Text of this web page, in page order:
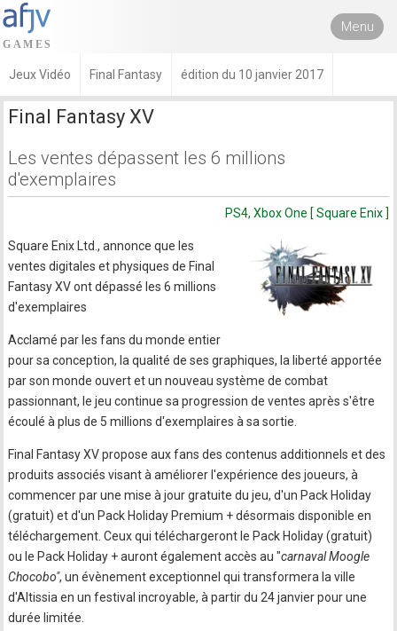
Menu
Jeux Vidéo Final Fantasy édition du 10 janvier 2017
Final Fantasy XV
Les ventes dépassent les 6 millions
d'exemplaires
PS4, Xbox One [ Square Enix ]
Square Enix Ltd., annonce que les
ventes digitales et physiques de Final
Fantasy XV ont dépassé les 6 millions
d'exemplaires
Acclamé par les fans du monde entier
pour sa conception, la qualité de ses graphiques, la liberté apportée
par son monde ouvert et un nouveau système de combat
passionnant, le jeu continue sa progression de ventes après s'être
écoulé à plus de 5 millions d'exemplaires à sa sortie.
Final Fantasy XV propose aux fans des contenus additionnels et des
produits associés visant à améliorer l'expérience des joueurs, à
commencer par une mise à jour gratuite du jeu, d'un Pack Holiday
(gratuit) et d'un Pack Holiday Premium + désormais disponible en
téléchargement. Ceux qui téléchargeront le Pack Holiday (gratuit)
ou le Pack Holiday + auront également accès au "carnaval Moogle
Chocobo", un évènement exceptionnel qui transformera la ville
d'Altissia en un festival incroyable, à partir du 24 janvier pour une
durée limitée.